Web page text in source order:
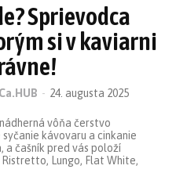
Sprievodca
si v kaviarni
- 24. augusta 2025
vôňa čerstvo
kávovaru a cinkanie
a čašník pred vás položí
Lungo, Flat White,